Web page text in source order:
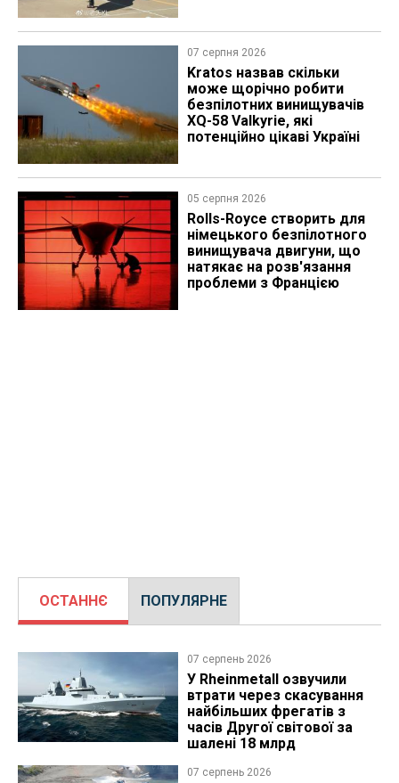
07 серпня 2026
Kratos назвав скільки
може щорічно робити
безпілотних винищувачів
XQ-58 Valkyrie, які
потенційно цікаві Україні
05 серпня 2026
Rolls-Royce створить для
німецького безпілотного
винищувача двигуни, що
натякає на розв'язання
проблеми з Францією
ОСТАННЄ ПОПУЛЯРНЕ
07 серпень 2026
У Rheinmetall озвучили
втрати через скасування
найбільших фрегатів з
часів Другої світової за
шалені 18 млрд
07 серпень 2026